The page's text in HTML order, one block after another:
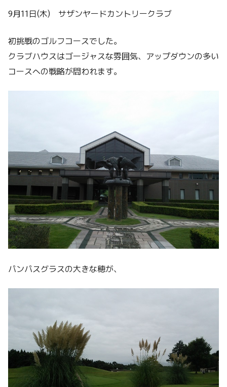
9月11日(木) サザンヤードカントリークラブ
初挑戦のゴルフコースでした。
クラブハウスはゴージャスな雰囲気、アップダウンの多い
コースへの戦略が問われます。
パンパスグラスの大きな穂が、